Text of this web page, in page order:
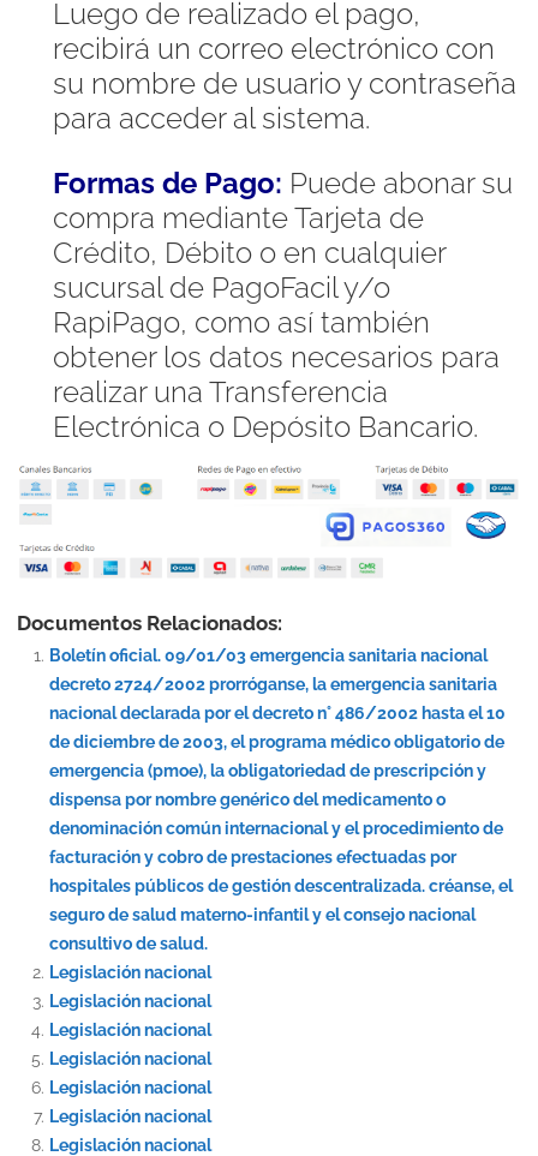
Luego de realizado el pago,
recibirá un correo electrónico con
su nombre de usuario y contraseña
para acceder al sistema.
Formas de Pago: Puede abonar su
compra mediante Tarjeta de
Crédito, Débito o en cualquier
sucursal de PagoFacil y/o
RapiPago, como así también
obtener los datos necesarios para
realizar una Transferencia
Electrónica o Depósito Bancario.
Documentos Relacionados:
Boletín oficial. 09/01/03 emergencia sanitaria nacional
decreto 2724/2002 prorróganse, la emergencia sanitaria
nacional declarada por el decreto n° 486/2002 hasta el 10
de diciembre de 2003, el programa médico obligatorio de
emergencia (pmoe), la obligatoriedad de prescripción y
dispensa por nombre genérico del medicamento o
denominación común internacional y el procedimiento de
facturación y cobro de prestaciones efectuadas por
hospitales públicos de gestión descentralizada. créanse, el
seguro de salud materno-infantil y el consejo nacional
consultivo de salud.
Legislación nacional
Legislación nacional
Legislación nacional
Legislación nacional
Legislación nacional
Legislación nacional
Legislación nacional